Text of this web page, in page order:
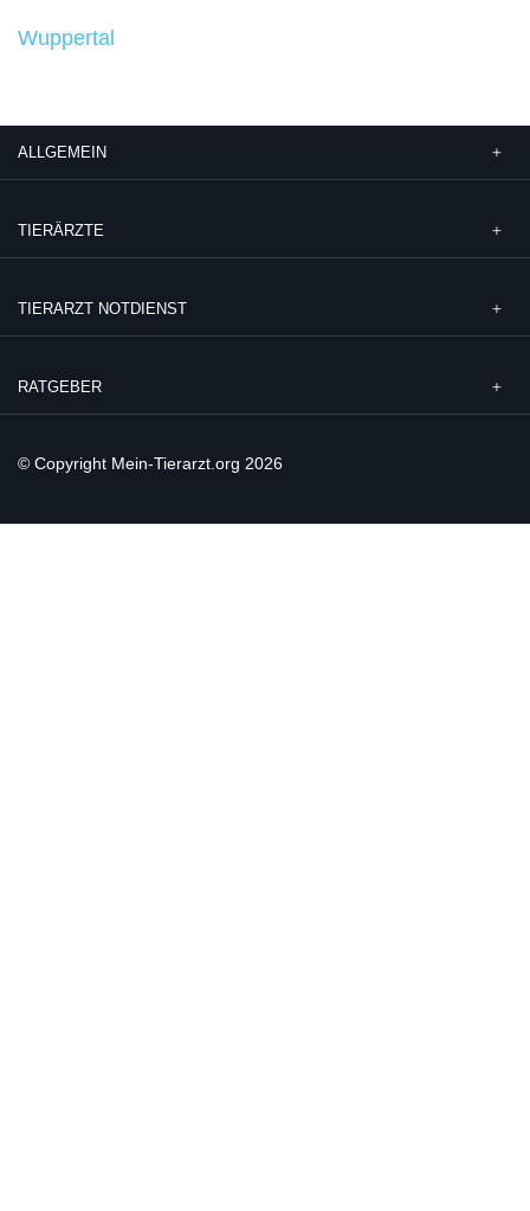
Wuppertal
ALLGEMEIN
TIERÄRZTE
TIERARZT NOTDIENST
RATGEBER
© Copyright Mein-Tierarzt.org 2026